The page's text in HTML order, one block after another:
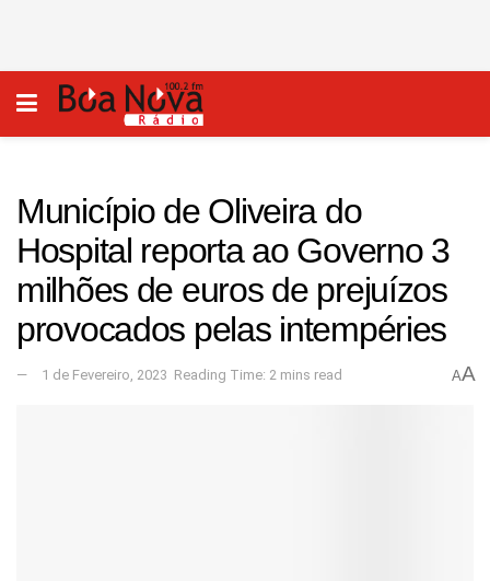
Município de Oliveira do
Hospital reporta ao Governo 3
milhões de euros de prejuízos
provocados pelas intempéries
1 de Fevereiro, 2023 Reading Time: 2 mins read AA